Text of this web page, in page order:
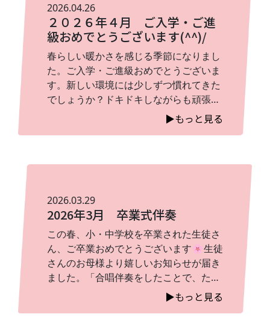
2026.04.26
２０２６年４月 ご入学・ご進
級おめでとうございます(^^)/
春らしい暖かさを感じる季節になりまし
た。ご入学・ご進級おめでとうございま
す。新しい環境には少しずつ慣れてきた
でしょうか？ドキドキしながらも頑張っ
ている皆さんの姿をとても微笑ましく感
じています。教室では、進級をきっかけ
らの成長がますます楽しみですね。そし
て今日は弾き合い会でした。それぞれ自
分の弾きたい曲を緊張しながらも一生懸
命に演奏してくれて、とても素敵な時間
になりました。また、私事ではあります
が、演奏会を控えた娘の練習のためにみ
なさんに演奏を聴いていただきました。
温かく見守っていただきありがとうござ
いました。新しいスタートの春、これか
▶︎もっと見る
2026.03.29
2026年3月 卒業式伴奏
この春、小・中学校を卒業された生徒さ
ん、ご卒業おめでとうございます🌸生徒
さんのお母様より嬉しいお知らせが届き
ました。「合唱伴奏をしたことで、たく
さんの先生や、お友達よりお褒めの言葉
を頂き、良い経験が出来ました。自らや
▶︎もっと見る